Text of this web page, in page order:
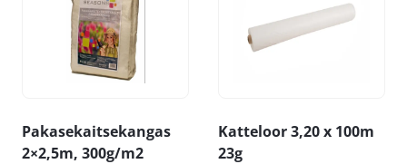
Pakasekaitsekangas
2×2,5m, 300g/m2
Katteloor 3,20 x 100m
23g